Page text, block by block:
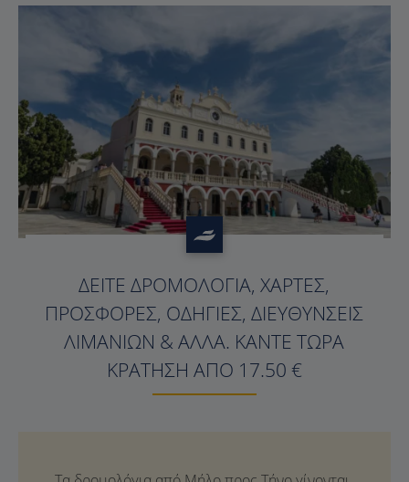
?>
ΔΕΊΤΕ ΔΡΟΜΟΛΌΓΙΑ, ΧΆΡΤΕΣ,
ΠΡΟΣΦΟΡΈΣ, ΟΔΗΓΊΕΣ, ΔΙΕΥΘΎΝΣΕΙΣ
ΛΙΜΑΝΙΏΝ & ΆΛΛΑ. ΚΆΝΤΕ ΤΏΡΑ
ΚΡΆΤΗΣΗ ΑΠΌ 17.50 €